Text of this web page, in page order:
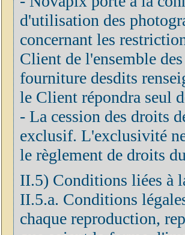
d'utilisation des
concernant les
Client de l'ensemble
fourniture desdits
le Client répondra seul
- La cession des droits
exclusif. L'exclusivité
le règlement de droits
II.5) Conditions liées à
II.5.a. Conditions
chaque reproduction,